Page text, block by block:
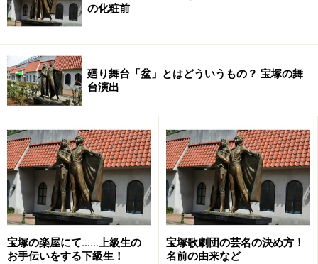
ス
『雨に唄えば』ドン・ロックウッド
『Paradise Prince』スチュアート・グリーン・メ
の化粧前
廻り舞台「盆」とはどういうもの？ 宝塚の舞
台演出
宝塚の楽屋にて……上級生の
お手伝いをする下級生！
宝塚歌劇団の芸名の決め方！
名前の由来など